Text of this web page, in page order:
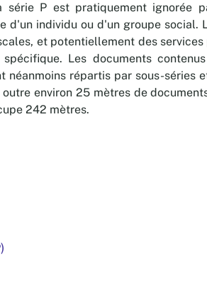
P est pratiquement ignorée
d'un individu ou d'un groupe
et potentiellement des
Les documents
néanmoins répartis par sous-
environ 25 mètres de
242 mètres.